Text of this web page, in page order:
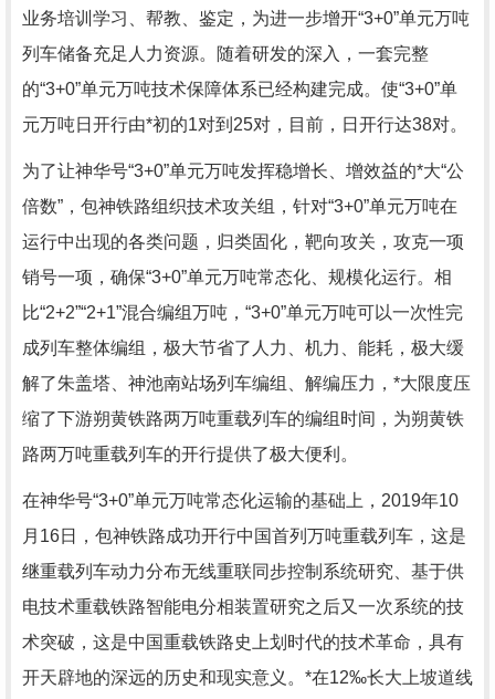
业务培训学习、帮教、鉴定，为进一步增开“3+0”单元万吨
列车储备充足人力资源。随着研发的深入，一套完整
的“3+0”单元万吨技术保障体系已经构建完成。使“3+0”单
元万吨日开行由*初的1对到25对，目前，日开行达38对。
为了让神华号“3+0”单元万吨发挥稳增长、增效益的*大“公
倍数”，包神铁路组织技术攻关组，针对“3+0”单元万吨在
运行中出现的各类问题，归类固化，靶向攻关，攻克一项
销号一项，确保“3+0”单元万吨常态化、规模化运行。相
比“2+2”“2+1”混合编组万吨，“3+0”单元万吨可以一次性完
成列车整体编组，极大节省了人力、机力、能耗，极大缓
解了朱盖塔、神池南站场列车编组、解编压力，*大限度压
缩了下游朔黄铁路两万吨重载列车的编组时间，为朔黄铁
路两万吨重载列车的开行提供了极大便利。
在神华号“3+0”单元万吨常态化运输的基础上，2019年10
月16日，包神铁路成功开行中国首列万吨重载列车，这是
继重载列车动力分布无线重联同步控制系统研究、基于供
电技术重载铁路智能电分相装置研究之后又一次系统的技
术突破，这是中国重载铁路史上划时代的技术革命，具有
开天辟地的深远的历史和现实意义。*在12‰长大上坡道线